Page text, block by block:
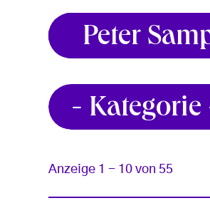
Anzeige 1 - 10 von 55